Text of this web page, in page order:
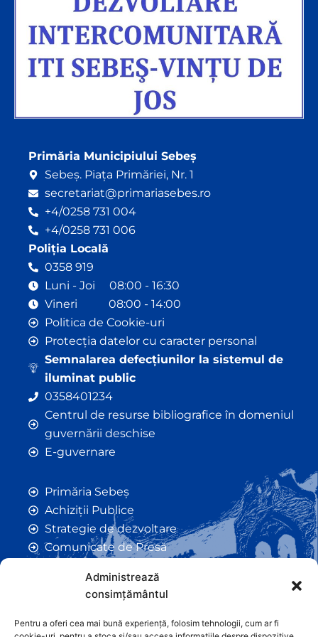
Administrează
consimțământul
Pentru a oferi cea mai bună experiență, folosim tehnologii, cum ar fi
Primăria Municipiului Sebeș
Sebeș. Piața Primăriei, Nr. 1
secretariat@primariasebes.ro
+4/0258 731 004
+4/0258 731 006
Poliția Locală
0358 919
Luni - Joi 08:00 - 16:30
Vineri 08:00 - 14:00
Politica de Cookie-uri
Protecția datelor cu caracter personal
Semnalarea defecțiunilor la sistemul de
iluminat public
0358401234
Centrul de resurse bibliografice în domeniul
guvernării deschise
E-guvernare
Primăria Sebeș
Achiziții Publice
Strategie de dezvoltare
Comunicate de Presă
Anunțuri
Hotarâri de Consiliu
Certificate de Urbanism